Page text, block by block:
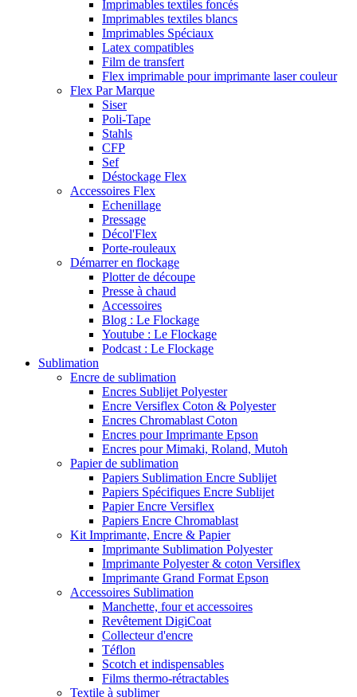
Imprimables textiles foncés
Imprimables textiles blancs
Imprimables Spéciaux
Latex compatibles
Film de transfert
Flex imprimable pour imprimante laser couleur
Flex Par Marque
Siser
Poli-Tape
Stahls
CFP
Sef
Déstockage Flex
Accessoires Flex
Echenillage
Pressage
Décol'Flex
Porte-rouleaux
Démarrer en flockage
Plotter de découpe
Presse à chaud
Accessoires
Blog : Le Flockage
Youtube : Le Flockage
Podcast : Le Flockage
Sublimation
Encre de sublimation
Encres Sublijet Polyester
Encre Versiflex Coton & Polyester
Encres Chromablast Coton
Encres pour Imprimante Epson
Encres pour Mimaki, Roland, Mutoh
Papier de sublimation
Papiers Sublimation Encre Sublijet
Papiers Spécifiques Encre Sublijet
Papier Encre Versiflex
Papiers Encre Chromablast
Kit Imprimante, Encre & Papier
Imprimante Sublimation Polyester
Imprimante Polyester & coton Versiflex
Imprimante Grand Format Epson
Accessoires Sublimation
Manchette, four et accessoires
Revêtement DigiCoat
Collecteur d'encre
Téflon
Scotch et indispensables
Films thermo-rétractables
Textile à sublimer